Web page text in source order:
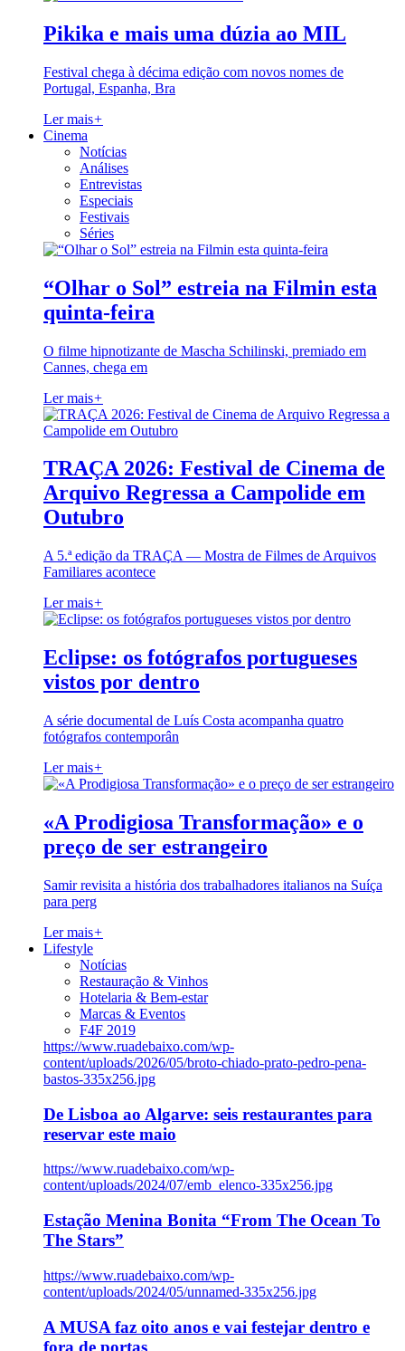
Pikika e mais uma dúzia ao MIL
Festival chega à décima edição com novos nomes de
Portugal, Espanha, Bra
Ler mais+
Cinema
Notícias
Análises
Entrevistas
Especiais
Festivais
Séries
“Olhar o Sol” estreia na Filmin esta
quinta-feira
O filme hipnotizante de Mascha Schilinski, premiado em
Cannes, chega em
Ler mais+
TRAÇA 2026: Festival de Cinema de
Arquivo Regressa a Campolide em
Outubro
A 5.ª edição da TRAÇA — Mostra de Filmes de Arquivos
Familiares acontece
Ler mais+
Eclipse: os fotógrafos portugueses
vistos por dentro
A série documental de Luís Costa acompanha quatro
fotógrafos contemporân
Ler mais+
«A Prodigiosa Transformação» e o
preço de ser estrangeiro
Samir revisita a história dos trabalhadores italianos na Suíça
para perg
Ler mais+
Lifestyle
Notícias
Restauração & Vinhos
Hotelaria & Bem-estar
Marcas & Eventos
F4F 2019
https://www.ruadebaixo.com/wp-
content/uploads/2026/05/broto-chiado-prato-pedro-pena-
bastos-335x256.jpg
De Lisboa ao Algarve: seis restaurantes para
reservar este maio
https://www.ruadebaixo.com/wp-
content/uploads/2024/07/emb_elenco-335x256.jpg
Estação Menina Bonita “From The Ocean To
The Stars”
https://www.ruadebaixo.com/wp-
content/uploads/2024/05/unnamed-335x256.jpg
A MUSA faz oito anos e vai festejar dentro e
fora de portas